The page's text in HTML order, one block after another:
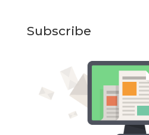
Subscribe